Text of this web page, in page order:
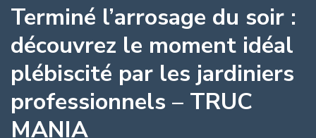
Terminé l’arrosage du soir :
découvrez le moment idéal
plébiscité par les jardiniers
professionnels – TRUC
MANIA